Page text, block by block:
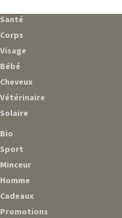
Santé
Corps
Visage
Bébé
Cheveux
Vétérinaire
Solaire
Bio
Sport
Minceur
Homme
Cadeaux
Promotions